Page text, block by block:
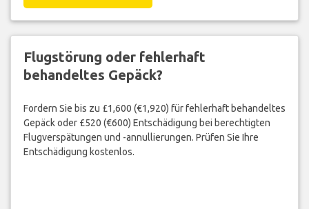
Flugstörung oder fehlerhaft
behandeltes Gepäck?
Fordern Sie bis zu £1,600 (€1,920) für fehlerhaft behandeltes
Gepäck oder £520 (€600) Entschädigung bei berechtigten
Flugverspätungen und -annullierungen. Prüfen Sie Ihre
Entschädigung kostenlos.